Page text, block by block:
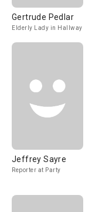
Gertrude Pedlar
Elderly Lady in Hallway
Jeffrey Sayre
Reporter at Party